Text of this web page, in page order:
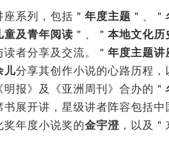
系列，包括＂ 年度主题 ＂、＂
童及青年阅读 ＂、＂ 本地文化历
者分享及交流。＂ 年度主题讲
儿分享其创作小说的心路历程
报》及《亚洲周刊》合办的＂
展开讲，星级讲者阵容包括中
年度小说奖的金宇澄 ，以及